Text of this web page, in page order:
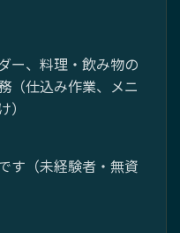
ー、料理・飲み物の
（仕込み作業、メニ
す（未経験者・無資